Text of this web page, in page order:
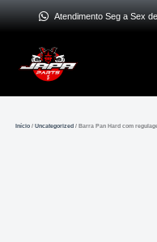
Ir
conteúdo
Atendimento Seg a Sex
Início /Uncategorized / Barra Pan Hard com